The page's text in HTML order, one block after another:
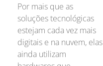
Por mais que as
soluções tecnológicas
estejam cada vez mais
digitais e na nuvem, elas
ainda utilizam